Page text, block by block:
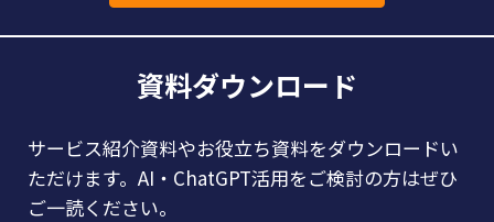
資料ダウンロード
サービス紹介資料やお役立ち資料をダウンロードい
ただけます。AI・ChatGPT活用をご検討の方はぜひ
ご一読ください。